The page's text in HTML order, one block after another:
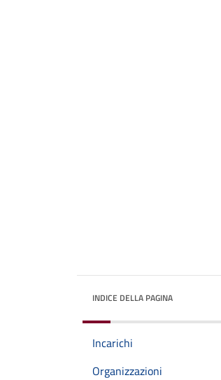
INDICE DELLA PAGINA
Incarichi
Organizzazioni